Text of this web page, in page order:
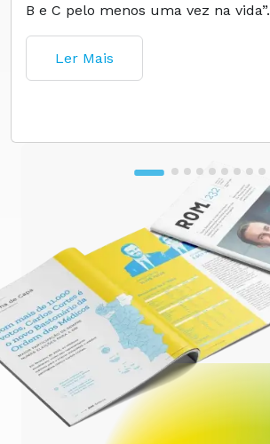
B e C pelo menos uma vez na vida”.
Ler Mais